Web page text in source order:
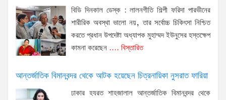
বিডি দিনকাল ডেস্ক : লালনগীতি শিল্পী ফরিদা পারভীনের
শারীরিক অবস্থা ভালো নয়, তার সর্বোচ্চ চিকিৎসা নিশ্চিত
করতে প্রধান উপদেষ্টা অধ্যাপক মুহাম্মদ ইউনুসের হস্তক্ষেপ
কামনা করেছেন .... বিস্তারিত
আন্তর্জাতিক বিমানবন্দর থেকে আটক হয়েছেন চিত্রনায়িকা নুসরাত ফারিয়া
ঢাকার হযরত শাহজালাল আন্তর্জাতিক বিমানবন্দর থেকে